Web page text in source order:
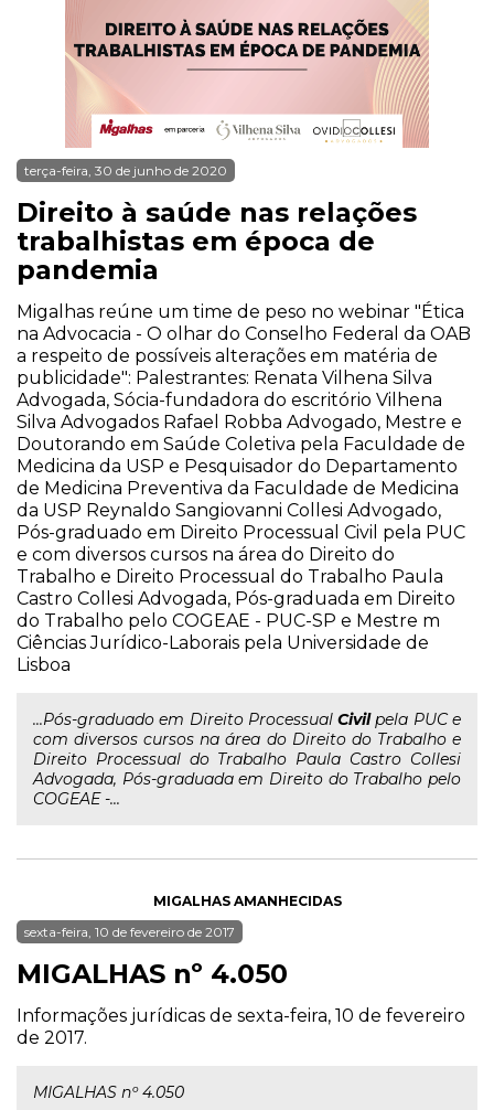
terça-feira, 30 de junho de 2020
Direito à saúde nas relações
trabalhistas em época de
pandemia
Migalhas reúne um time de peso no webinar "Ética
na Advocacia - O olhar do Conselho Federal da OAB
a respeito de possíveis alterações em matéria de
publicidade": Palestrantes: Renata Vilhena Silva
Advogada, Sócia-fundadora do escritório Vilhena
Silva Advogados Rafael Robba Advogado, Mestre e
Doutorando em Saúde Coletiva pela Faculdade de
Medicina da USP e Pesquisador do Departamento
de Medicina Preventiva da Faculdade de Medicina
da USP Reynaldo Sangiovanni Collesi Advogado,
Pós-graduado em Direito Processual Civil pela PUC
e com diversos cursos na área do Direito do
Trabalho e Direito Processual do Trabalho Paula
Castro Collesi Advogada, Pós-graduada em Direito
do Trabalho pelo COGEAE - PUC-SP e Mestre m
Ciências Jurídico-Laborais pela Universidade de
Lisboa
...Pós-graduado em Direito ProcessualCivilpela PUC e
com diversos cursos na área do Direito do Trabalho e
Direito Processual do Trabalho Paula Castro Collesi
Advogada, Pós-graduada em Direito do Trabalho pelo
COGEAE -...
MIGALHAS AMANHECIDAS
sexta-feira, 10 de fevereiro de 2017
MIGALHAS nº 4.050
Informações jurídicas de sexta-feira, 10 de fevereiro
de 2017.
MIGALHAS nº 4.050